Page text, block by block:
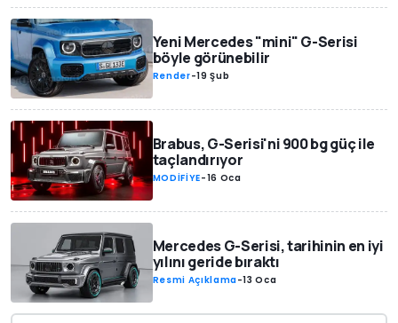
Yeni Mercedes "mini" G-Serisi
böyle görünebilir
Render-19 Şub
Brabus, G-Serisi'ni 900 bg güç ile
taçlandırıyor
MODİFİYE-16 Oca
Mercedes G-Serisi, tarihinin en iyi
yılını geride bıraktı
Resmi Açıklama-13 Oca